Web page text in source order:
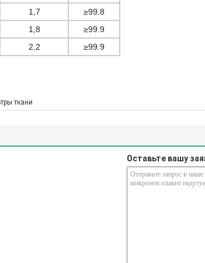
1,7
≥99.8
1,8
≥99.9
2,2 ≥99.9
ткани
Оставьте вашу